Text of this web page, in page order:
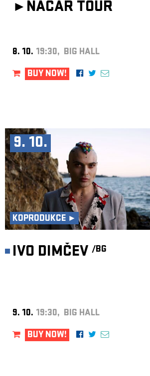
► NACAR TOUR
8. 10. 19:30, BIG HALL
BUY NOW!
9. 10.
KOPRODUKCE ►
IVO DIMČEV /BG
9. 10. 19:30, BIG HALL
BUY NOW!